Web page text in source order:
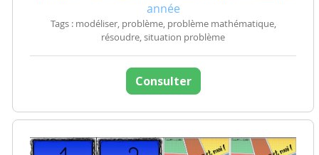
année
Tags : modéliser, problème, problème mathématique,
résoudre, situation problème
Consulter